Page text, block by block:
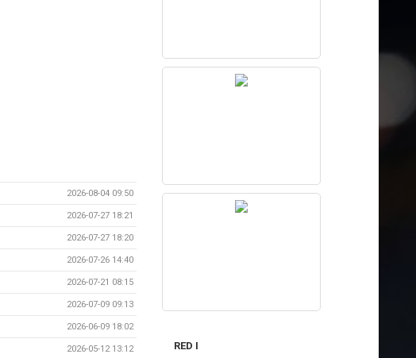
2026-08-04 09:50
2026-07-27 18:21
2026-07-27 18:20
2026-07-26 14:40
2026-07-21 08:15
2026-07-09 09:13
2026-06-09 18:02
2026-05-12 13:12 RED I